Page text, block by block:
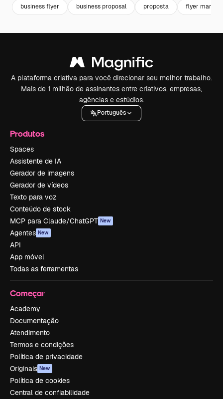
business flyer business proposal proposta flyer
A plataforma criativa para você direcionar seu melhor trabalho.
Mais de 1 milhão de assinantes entre criativos, empresas,
agências e estúdios.
Português
Produtos
Spaces
Assistente de IA
Gerador de imagens
Gerador de vídeos
Texto para voz
Conteúdo de stock
MCP para Claude/ChatGPT New
Agentes New
API
App móvel
Todas as ferramentas
Começar
Academy
Documentação
Atendimento
Termos e condições
Política de privacidade
Originais New
Política de cookies
Central de confiabilidade